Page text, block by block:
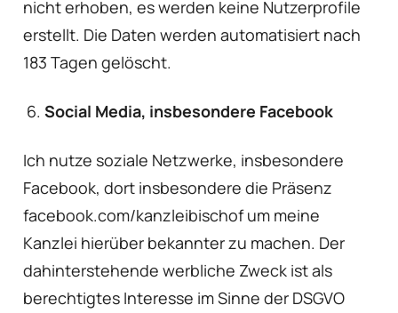
nicht erhoben, es werden keine Nutzerprofile
erstellt. Die Daten werden automatisiert nach
183 Tagen gelöscht.
Social Media, insbesondere Facebook
Ich nutze soziale Netzwerke, insbesondere
Facebook, dort insbesondere die Präsenz
facebook.com/kanzleibischof um meine
Kanzlei hierüber bekannter zu machen. Der
dahinterstehende werbliche Zweck ist als
berechtigtes Interesse im Sinne der DSGVO